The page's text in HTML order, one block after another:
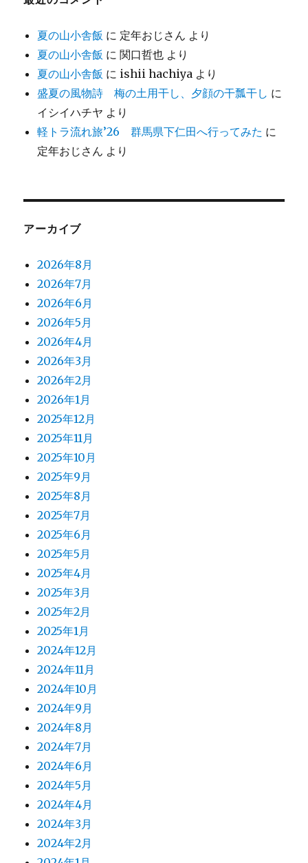
夏の山小舎飯 に 定年おじさん より
夏の山小舎飯 に関口哲也 より
夏の山小舎飯 に ishii hachiya より
盛夏の風物詩 梅の土用干し、夕顔の干瓢干し に
イシイハチヤ より
軽トラ流れ旅’26 群馬県下仁田へ行ってみた に
定年おじさん より
アーカイブ
2026年8月
2026年7月
2026年6月
2026年5月
2026年4月
2026年3月
2026年2月
2026年1月
2025年12月
2025年11月
2025年10月
2025年9月
2025年8月
2025年7月
2025年6月
2025年5月
2025年4月
2025年3月
2025年2月
2025年1月
2024年12月
2024年11月
2024年10月
2024年9月
2024年8月
2024年7月
2024年6月
2024年5月
2024年4月
2024年3月
2024年2月